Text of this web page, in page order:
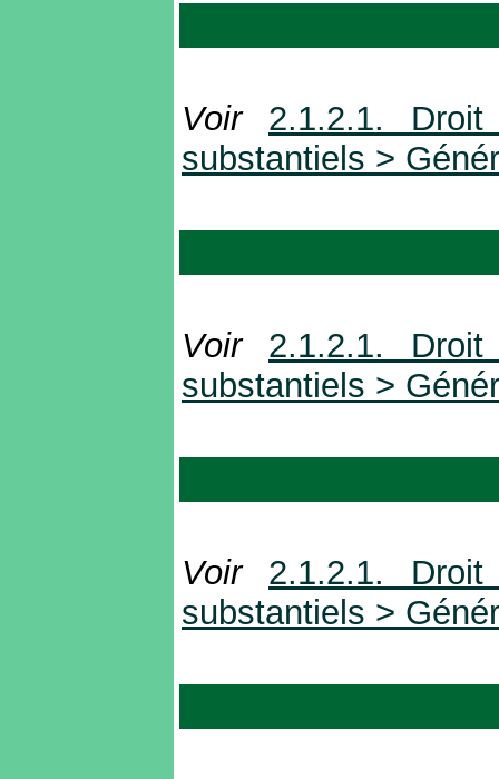
Voir 2.1.2.1.
substantiels >
Voir 2.1.2.1.
substantiels >
Voir 2.1.2.1.
substantiels >